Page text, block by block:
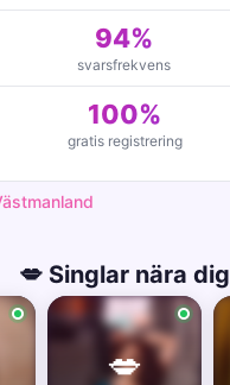
94%
svarsfrekvens
100%
gratis registrering
💋 Singlar nära dig
💋